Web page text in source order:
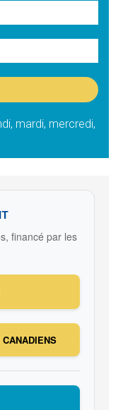
mardi, mercredi,
financé par les